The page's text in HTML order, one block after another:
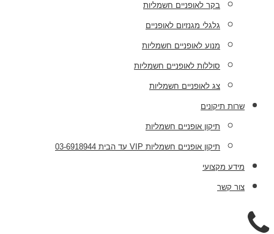
בקר לאופניים חשמליות
גלגלי מגנזיום לאופניים
מנוע לאופניים חשמליות
סוללות לאופניים חשמליות
צג לאופניים חשמליות
שרות תיקונים
תיקון אופניים חשמליות
תיקון אופניים חשמליות VIP עד הבית 03-6918944
מידע מקצועי
צור קשר